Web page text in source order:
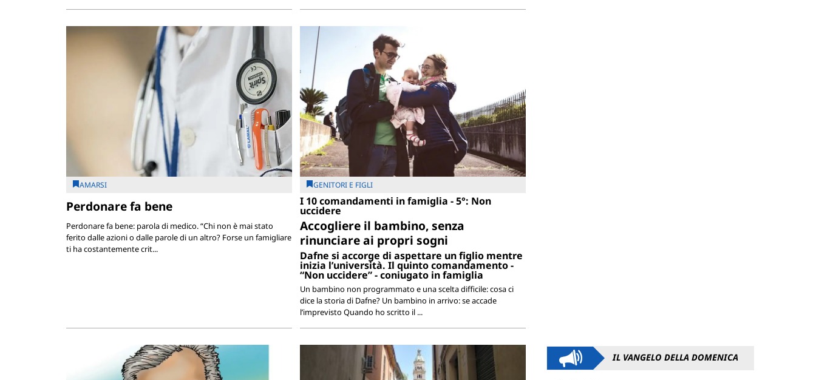
AMARSI
Perdonare fa bene
Perdonare fa bene: parola di medico. “Chi non è mai stato
ferito dalle azioni o dalle parole di un altro? Forse un famigliare
ti ha costantemente crit...
GENITORI E FIGLI
I 10 comandamenti in famiglia - 5°: Non
uccidere
Accogliere il bambino, senza
rinunciare ai propri sogni
Dafne si accorge di aspettare un figlio mentre
inizia l’università. Il quinto comandamento -
“Non uccidere” - coniugato in famiglia
Un bambino non programmato e una scelta difficile: cosa ci
dice la storia di Dafne? Un bambino in arrivo: se accade
l’imprevisto Quando ho scritto il ...
IL VANGELO DELLA DOMENICA